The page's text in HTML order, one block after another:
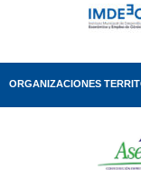
ORGANIZACIONES